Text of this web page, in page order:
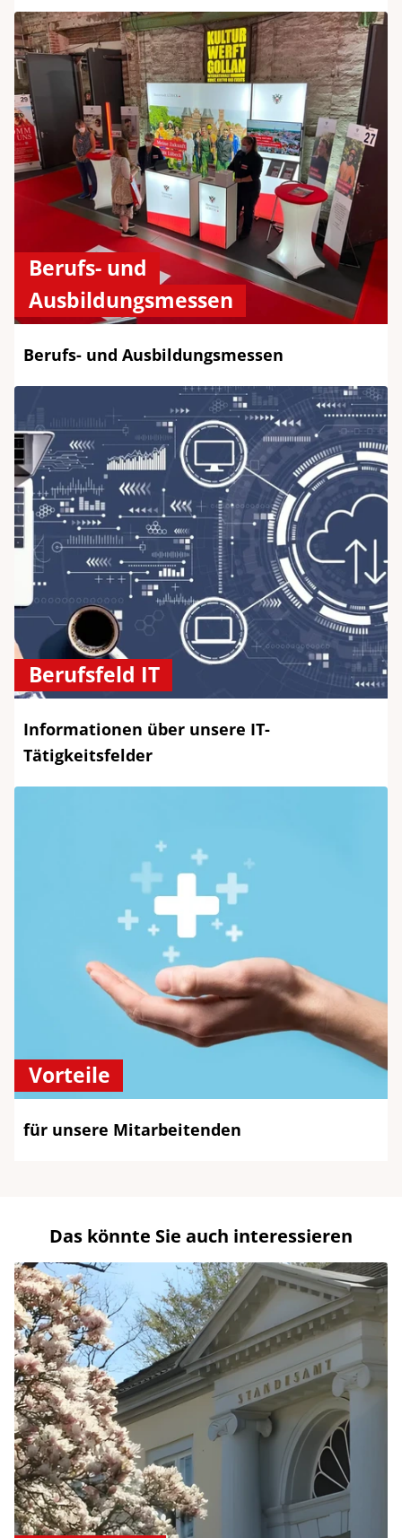
Berufs- und
Ausbildungsmessen
Berufs- und Ausbildungsmessen
Berufsfeld IT
Informationen über unsere IT-
Tätigkeitsfelder
Vorteile
für unsere Mitarbeitenden
Das könnte Sie auch interessieren